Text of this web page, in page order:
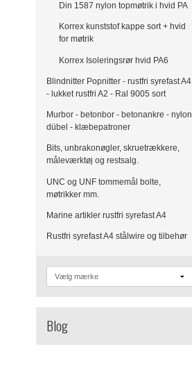
Din 1587 nylon topmøtrik i hvid PA
Korrex kunststof kappe sort + hvid
for møtrik
Korrex Isoleringsrør hvid PA6
Blindnitter Popnitter - rustfri syrefast A4
- lukket rustfri A2 - Ral 9005 sort
Murbor - betonbor - betonankre - nylon
dübel - klæbepatroner
Bits, unbrakonøgler, skruetrækkere,
måleværktøj og restsalg.
UNC og UNF tommemål bolte,
møtrikker mm.
Marine artikler rustfri syrefast A4
Rustfri syrefast A4 stålwire og tilbehør
Blog